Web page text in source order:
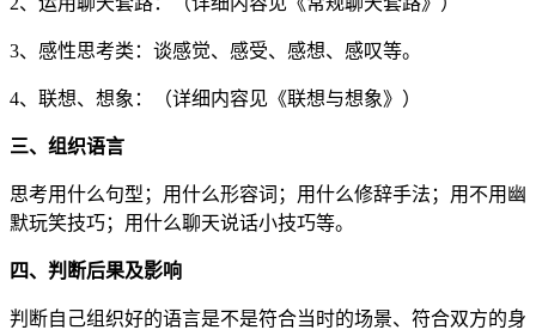
3、感性思考类：谈感觉、感受、感想、感叹等。
4、联想、想象：（详细内容见《联想与想象》）
三、组织语言
思考用什么句型；用什么形容词；用什么修辞手法；用不用幽
默玩笑技巧；用什么聊天说话小技巧等。
四、判断后果及影响
判断自己组织好的语言是不是符合当时的场景、符合双方的身